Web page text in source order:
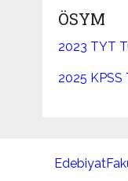
ÖSYM
2023 TYT
2025 KPSS